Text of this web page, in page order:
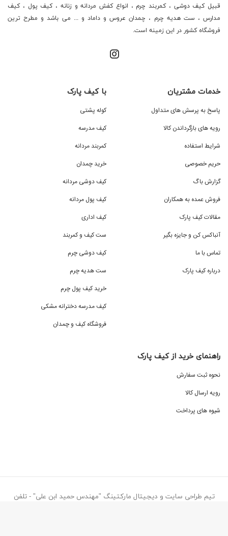
قبیل کیف دوشی ، کمربند چرم ، انواع کفش مردانه و زنانه ، کیف پول ، کیف
مدارس ، ست هدیه چرم ، چمدان عروس و داماد و ... می باشد و مطرح ترین
فروشگاه کشور در این زمینه است.
خدمات مشتریان
پاسخ به پرسش های متداول
رویه های بازگرداندن کالا
شرایط استفاده
حریم خصوصی
گزارش باگ
فروش عمده به همکاران
مقالات کیف پارک
آنباکس کن و جایزه بگیر
تماس با ما
درباره کیف پارک
با کیف پارک
کوله پشتی
کیف مدرسه
کمربند مردانه
خرید چمدان
کیف دوشی مردانه
کیف پول مردانه
کیف اداری
ست کیف و کمربند
کیف دوشی چرم
ست هدیه چرم
خرید کیف پول چرم
کیف مدرسه دخترانه مشکی
فروشگاه کیف و چمدان
راهنمای خرید از کیف پارک
نحوه ثبت سفارش
رویه ارسال کالا
شیوه های پرداخت
تیم طراحی سایت و دیجیتال مارکتینگ "مهندس حمید ابن علی" - تلفن